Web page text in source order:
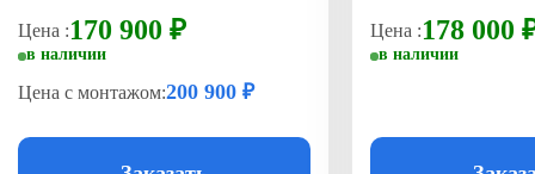
Цена :170 900 ₽
в наличии
Цена с монтажом:200 900 ₽
Цена :178 000
в наличии